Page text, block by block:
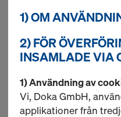
20,0
10 produkter hittade
1) OM
2) FÖR
INSAMLADE VIA
1) Användning av
Vi, Doka GmbH,
applikationer från